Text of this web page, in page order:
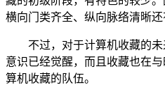
横向门类齐全、纵向脉络清晰还
不过，对于计算机收藏的
意识已经觉醒，而且收藏也在
算机收藏的队伍。